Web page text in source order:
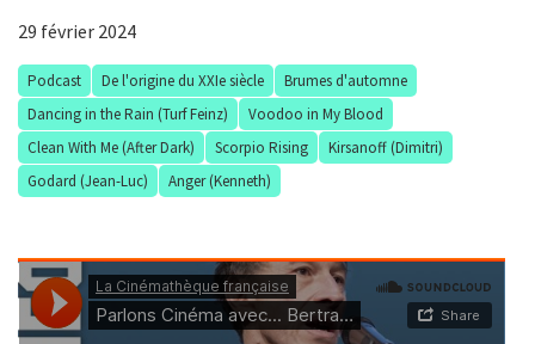
29 février 2024
Podcast De l'origine du XXIe siècle
Brumes d'automne
Dancing in the Rain (Turf Feinz)
Voodoo in My Blood
Clean With Me (After Dark)
Scorpio Rising
Kirsanoff (Dimitri)
Godard (Jean-Luc)
Anger (Kenneth)